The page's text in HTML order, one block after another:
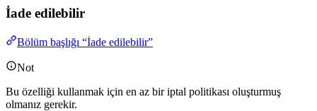
İade edilebilir
Bölüm başlığı “İade edilebilir”
Not
Bu özelliği kullanmak için en az bir iptal politikası oluşturmuş
olmanız gerekir.